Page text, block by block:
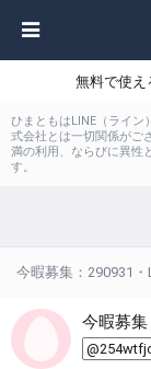
無料で使え
ひまともはLINE（ライン
式会社とは一切関係がご
満の利用、ならびに異性
す。
今暇募集：290931
今暇募集